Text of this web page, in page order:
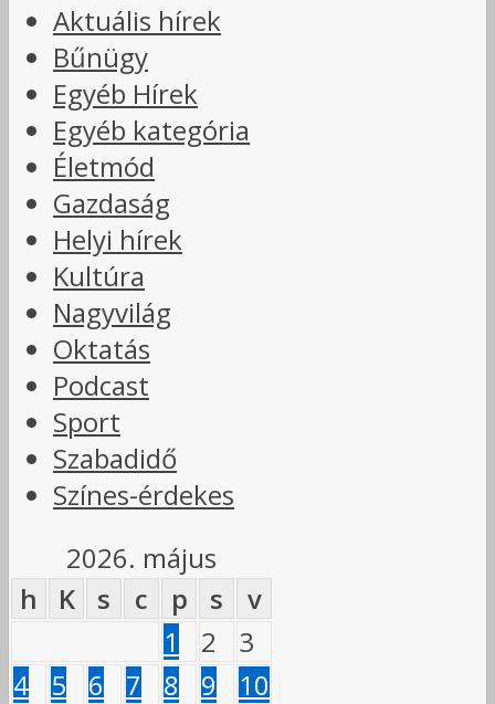
Aktuális hírek
Bűnügy
Egyéb Hírek
Egyéb kategória
Életmód
Gazdaság
Helyi hírek
Kultúra
Nagyvilág
Oktatás
Podcast
Sport
Szabadidő
Színes-érdekes
2026. május
h
K s c p s
v
1
2
3
4
5 6 7 8 9
10